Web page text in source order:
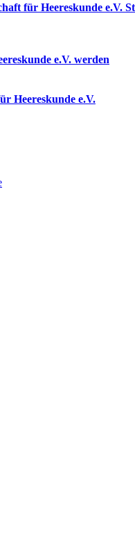
für Heereskunde e.V.
e.V. werden
Heereskunde e.V.